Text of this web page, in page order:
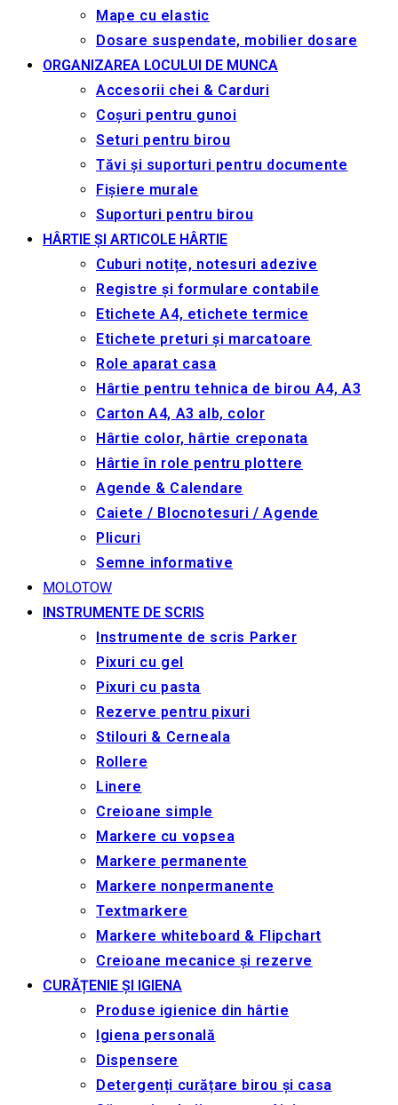
Mape cu elastic
Dosare suspendate, mobilier dosare
ORGANIZAREA LOCULUI DE MUNCA
Accesorii chei & Сarduri
Coșuri pentru gunoi
Seturi pentru birou
Tăvi și suporturi pentru documente
Fișiere murale
Suporturi pentru birou
HÂRTIE ȘI ARTICOLE HÂRTIE
Cuburi notițe, notesuri adezive
Registre și formulare contabile
Etichete A4, etichete termice
Etichete preturi și marcatoare
Role aparat casa
Hârtie pentru tehnica de birou A4, A3
Carton A4, A3 alb, color
Hârtie color, hârtie creponata
Hârtie în role pentru plottere
Agende & Calendare
Caiete / Blocnotesuri / Agende
Plicuri
Semne informative
MOLOTOW
INSTRUMENTE DE SCRIS
Instrumente de scris Parker
Pixuri cu gel
Pixuri cu pasta
Rezerve pentru pixuri
Stilouri & Сerneala
Rollere
Linere
Creioane simple
Markere cu vopsea
Markere permanente
Markere nonpermanente
Textmarkere
Markere whiteboard & Flipchart
Creioane mecanice și rezerve
CURĂȚENIE ȘI IGIENA
Produse igienice din hârtie
Igiena personală
Dispensere
Detergenți curățare birou și casa